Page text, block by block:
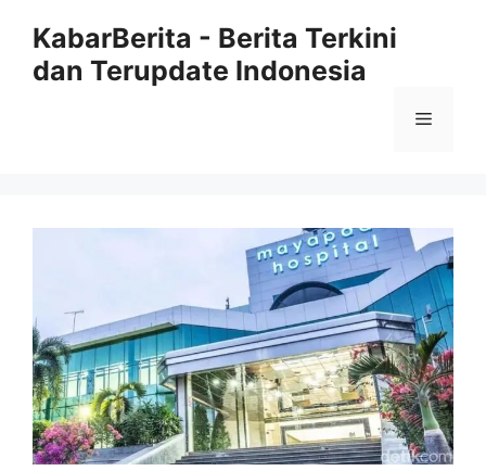
KabarBerita - Berita Terkini
dan Terupdate Indonesia
Menu